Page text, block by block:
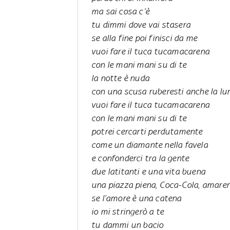
ma sai cosa c’è
tu dimmi dove vai stasera
se alla fine poi finisci da me
vuoi fare il tuca tucamacarena
con le mani mani su di te
la notte è nuda
con una scusa ruberesti anche la
vuoi fare il tuca tucamacarena
con le mani mani su di te
potrei cercarti perdutamente
come un diamante nella favela
e confonderci tra la gente
due latitanti e una vita buena
una piazza piena, Coca-Cola,
se l’amore è una catena
io mi stringerò a te
tu dammi un bacio